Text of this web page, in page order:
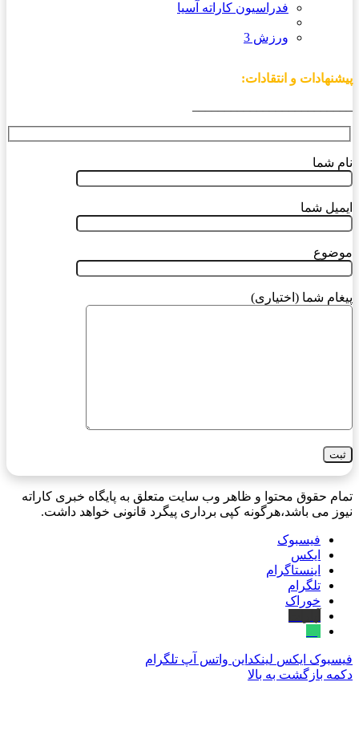
فدراسیون کاراته آسیا
ورزش 3
پیشنهادات و انتقادات:
نام شما
ایمیل شما
موضوع
پیغام شما (اختیاری)
تمام حقوق محتوا و ظاهر وب سایت متعلق به پایگاه خبری کاراته
نیوز می باشد،هرگونه کپی برداری پیگرد قانونی خواهد داشت.
فیسبوک
ایکس
اینستاگرام
تلگرام
خوراک
فیسبوک ایکس لینکداین واتس آپ تلگرام
دکمه بازگشت به بالا